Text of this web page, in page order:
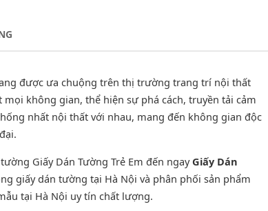
được ưa chuộng trên thị trường trang trí nội thất
không gian, thể hiện sự phá cách, truyền tải cảm
nhất nội thất với nhau, mang đến không gian độc
Giấy Dán Tường Trẻ Em đến ngayGiấy Dán
giấy dán tường tại Hà Nội và phân phối sản phẩm
tại Hà Nội uy tín chất lượng.